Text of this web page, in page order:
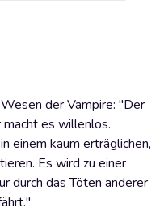
der Vampire: "Der
es willenlos.
einem kaum erträglichen,
Es wird zu einer
durch das Töten anderer